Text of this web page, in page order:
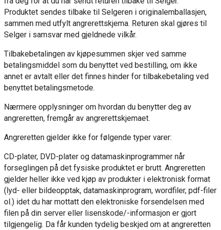
Produktet sendes tilbake til Selgeren i originalemballasjen,
sammen med utfylt angrerettskjema. Returen skal gjøres til
Selger i samsvar med gjeldnede vilkår.
Tilbakebetalingen av kjøpesummen skjer ved samme
betalingsmiddel som du benyttet ved bestilling, om ikke
annet er avtalt eller det finnes hinder for tilbakebetaling ved
benyttet betalingsmetode.
Nærmere opplysninger om hvordan du benytter deg av
angreretten, fremgår av angrerettskjemaet.
Angreretten gjelder ikke for følgende typer varer:
CD-plater, DVD-plater og datamaskinprogrammer når
forseglingen på det fysiske produktet er brutt. Angreretten
gjelder heller ikke ved kjøp av produkter i elektronisk format
(lyd- eller bildeopptak, datamaskinprogram, wordfiler, pdf-filer
ol.) idet du har mottatt den elektroniske forsendelsen med
filen på din server eller lisenskode/-informasjon er gjort
tilgjengelig. Da får kunden tydelig beskjed om at angreretten